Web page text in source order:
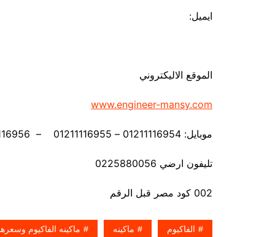
ايميل:
الموقع الاليكتروني
www.engineer-mansy.com
موبايل: 01211116954 – 01211116955 – 01211116956 – – 01211116958
تليفون ارضي 0225880056
002 كود مصر قبل الرقم
الفاكيوم ماكينه ماكينه الفاكيوم